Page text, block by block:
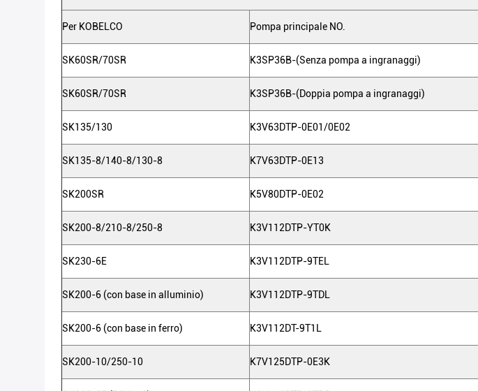
Per KOBELCO Pompa principale NO.
SK60SR/70SR K3SP36B-(Senza pompa a ingranaggi)
SK60SR/70SR K3SP36B-(Doppia pompa a ingranaggi)
SK135/130 K3V63DTP-0E01/0E02
SK135-8/140-8/130-8 K7V63DTP-0E13
SK200SR K5V80DTP-0E02
SK200-8/210-8/250-8 K3V112DTP-YT0K
SK230-6E K3V112DTP-9TEL
SK200-6 (con base in alluminio) K3V112DTP-9TDL
SK200-6 (con base in ferro) K3V112DT-9T1L
SK200-10/250-10 K7V125DTP-0E3K